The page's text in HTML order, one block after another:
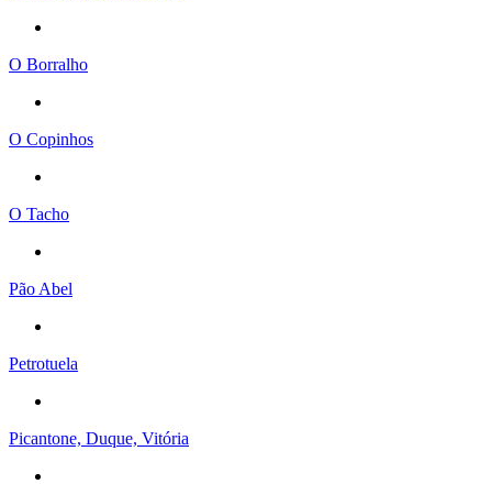
O Borralho
O Copinhos
O Tacho
Pão Abel
Petrotuela
Picantone, Duque, Vitória